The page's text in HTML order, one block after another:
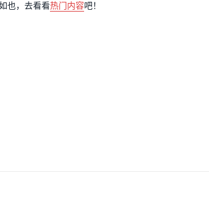
也，去看看热门内容吧！